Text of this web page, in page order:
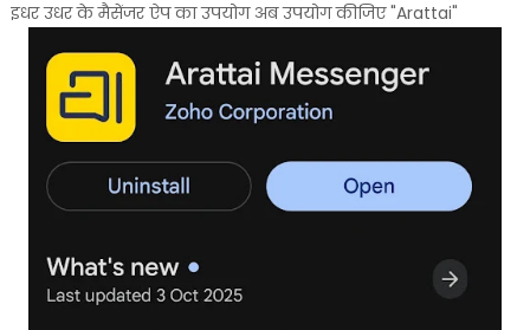
इधर उधर के मैसेंजर ऐप का उपयोग अब उपयोग कीजिए "Arattai"